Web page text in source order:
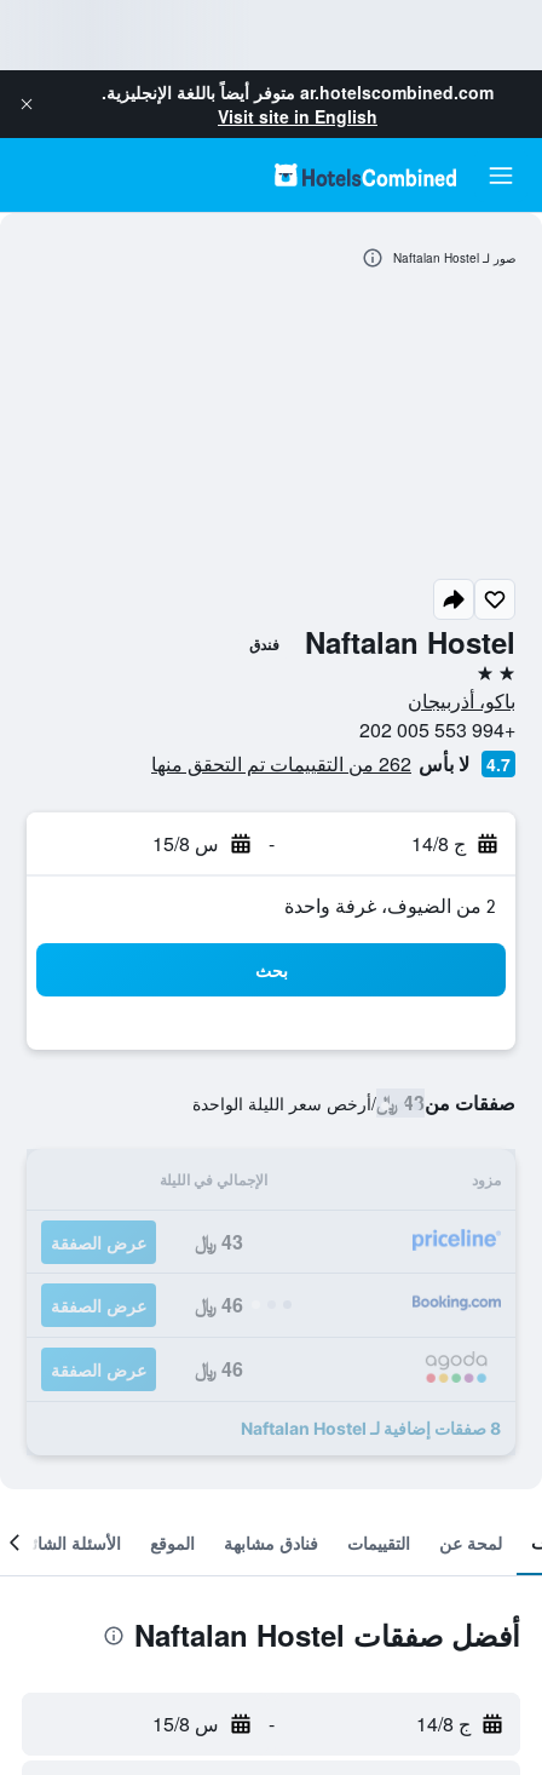
ar.hotelscombined.com متوفر أيضاً باللغة الإنجليزية.
Visit site in English
Naftalan Hostel فندق
2 نجمتين
باكو، أذربيجان
+994 553 005 202
4.7 لا بأس 262 من التقييمات تم التحقق منها
ج 14/8 - س 15/8
2 من الضيوف، غرفة واحدة
بحث
صفقات من43 ﷼ /أرخص سعر الليلة الواحدة
مزود الإجمالي في الليلة
43 ﷼ عرض الصفقة
46 ﷼ عرض الصفقة
46 ﷼ عرض الصفقة
8 صفقات إضافية لـ Naftalan Hostel
صور لـ Naftalan Hostel
لمحة عن التقييمات فنادق مشابهة الموقع الأسئلة الشائعة
أفضل صفقات Naftalan Hostel
ج 14/8 - س 15/8